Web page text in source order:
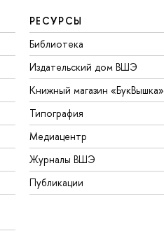
РЕСУРСЫ
Библиотека
Издательский дом ВШЭ
Книжный магазин «БукВышка»
Типография
Медиацентр
Журналы ВШЭ
Публикации